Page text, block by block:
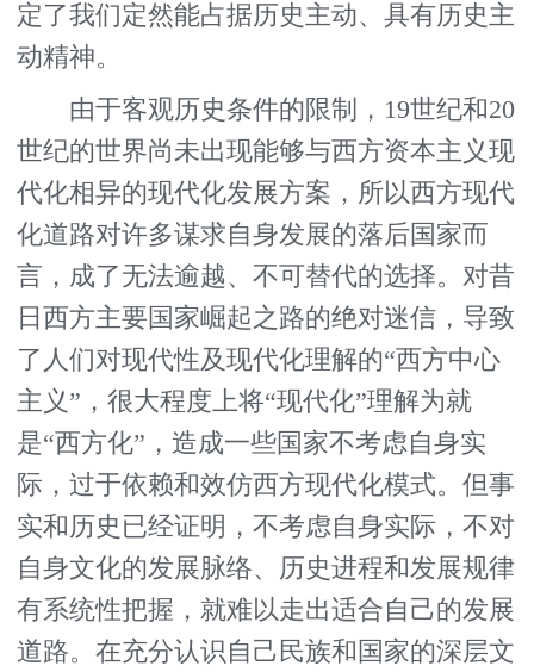
定了我们定然能占据历史主动、具有历史主
动精神。
由于客观历史条件的限制，19世纪和20
世纪的世界尚未出现能够与西方资本主义现
代化相异的现代化发展方案，所以西方现代
化道路对许多谋求自身发展的落后国家而
言，成了无法逾越、不可替代的选择。对昔
日西方主要国家崛起之路的绝对迷信，导致
了人们对现代性及现代化理解的“西方中心
主义”，很大程度上将“现代化”理解为就
是“西方化”，造成一些国家不考虑自身实
际，过于依赖和效仿西方现代化模式。但事
实和历史已经证明，不考虑自身实际，不对
自身文化的发展脉络、历史进程和发展规律
有系统性把握，就难以走出适合自己的发展
道路。在充分认识自己民族和国家的深层文